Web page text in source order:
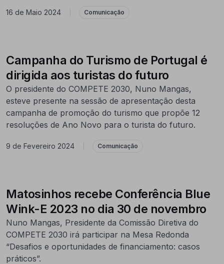
16 de Maio 2024 Comunicação
Campanha do Turismo de Portugal é
dirigida aos turistas do futuro
O presidente do COMPETE 2030, Nuno Mangas,
esteve presente na sessão de apresentação desta
campanha de promoção do turismo que propõe 12
resoluções de Ano Novo para o turista do futuro.
9 de Fevereiro 2024 Comunicação
Matosinhos recebe Conferência Blue
Wink-E 2023 no dia 30 de novembro
Nuno Mangas, Presidente da Comissão Diretiva do
COMPETE 2030 irá participar na Mesa Redonda
“Desafios e oportunidades de financiamento: casos
práticos”.